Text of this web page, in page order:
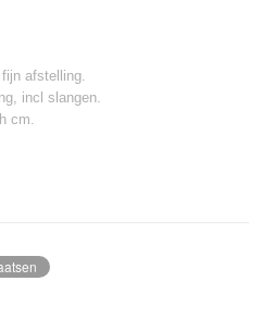
afstelling.
incl slangen.
cm.